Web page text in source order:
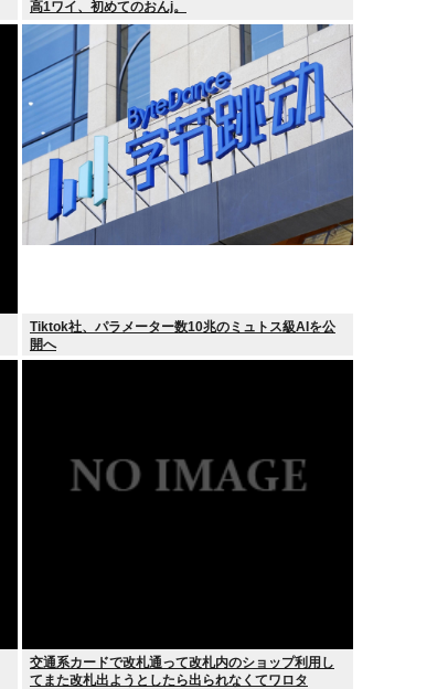
高1ワイ、初めてのおんj。
Tiktok社、パラメーター数10兆のミュトス級AIを公
開へ
交通系カードで改札通って改札内のショップ利用し
てまた改札出ようとしたら出られなくてワロタ